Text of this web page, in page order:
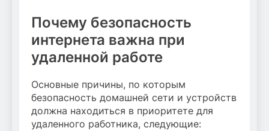
Почему безопасность
интернета важна при
удаленной работе
Основные причины, по которым
безопасность домашней сети и устройств
должна находиться в приоритете для
удаленного работника, следующие: